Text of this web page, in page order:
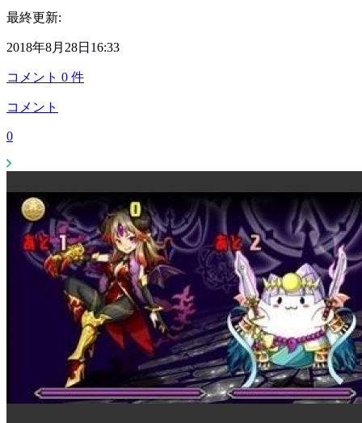
最終更新:
2018年8月28日16:33
コメント 0 件
コメント
0